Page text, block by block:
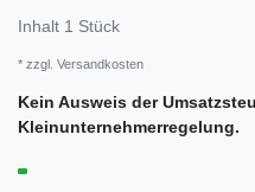
Inhalt 1 Stück
* zzgl. Versandkosten
Kein Ausweis der
Kleinunternehmerregelung.